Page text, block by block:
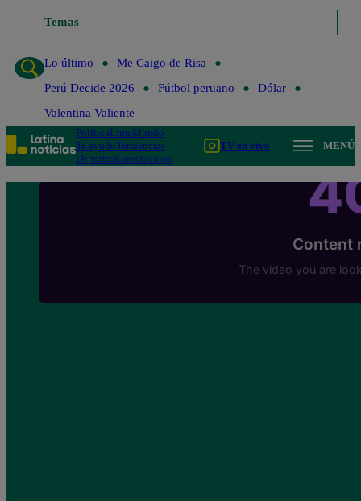
Temas
Lo último
Me Caigo de Risa
Perú Decide 2026
Fútbol peruano
Dólar
Valentina Valiente
PolíticaLimaMundo
Te ayudoTendencias
DeportesEspectáculos
TV en vivo MENÚ